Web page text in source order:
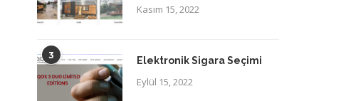
Kasım 15, 2022
3 Elektronik Sigara Seçimi
Eylül 15, 2022